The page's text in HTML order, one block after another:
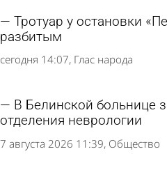
Тротуар у остановки
разбитым
сегодня 14:07 Глас народа
В Белинской больнице
отделения неврологии
7 августа 2026 11:39 Общество